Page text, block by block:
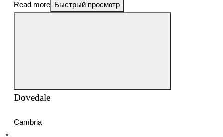
Read more Быстрый просмотр
Dovedale
Cambria